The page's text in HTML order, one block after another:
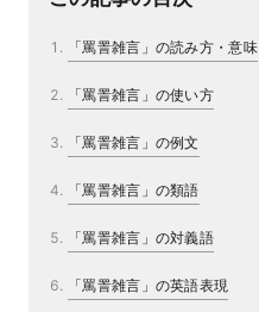
「罵詈雑言」の読み方・意味
「罵詈雑言」の使い方
「罵詈雑言」の例文
「罵詈雑言」の類語
「罵詈雑言」の対義語
「罵詈雑言」の英語表現